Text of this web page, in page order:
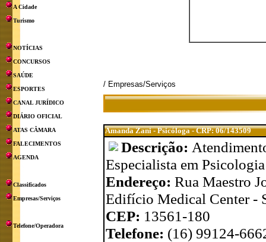
A Cidade
Turismo
NOTÍCIAS
CONCURSOS
SAÚDE
ESPORTES
CANAL JURÍDICO
DIÁRIO OFICIAL
ATAS CÂMARA
FALECIMENTOS
AGENDA
Classificados
Empresas/Serviços
Telefone/Operadora
/ Empresas/Serviços
Amanda Zani - Psicóloga - CRP: 06/143509
Descrição:
Especialista em
Endereço: Rua Maestro
Edifício Medical Center -
CEP: 13561-180
Telefone: (16) 99124-